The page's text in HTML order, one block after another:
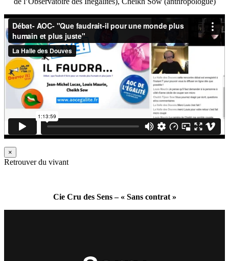
×
Retrouver du vivant
Cie Cru des Sens – « Sans contrat »